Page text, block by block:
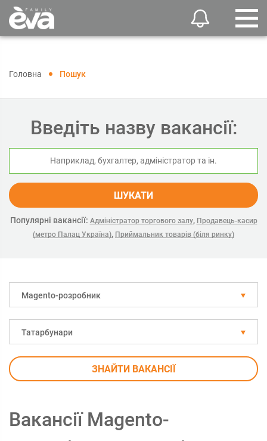
Головна Пошук
Введіть назву вакансії:
ШУКАТИ
Популярні вакансії: Адміністратор торгового залу, Продавець-касир
(метро Палац Україна), Приймальник товарів (біля ринку)
Magento-розробник
Татарбунари
ЗНАЙТИ ВАКАНСІЇ
Вакансії Magento-